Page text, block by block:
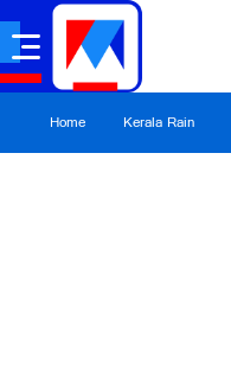
Home Kerala Rain